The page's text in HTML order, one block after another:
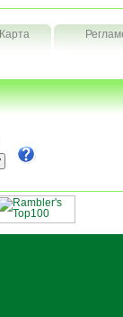
Карта